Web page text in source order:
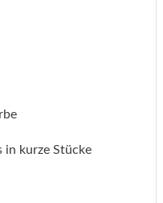
in kurze Stücke